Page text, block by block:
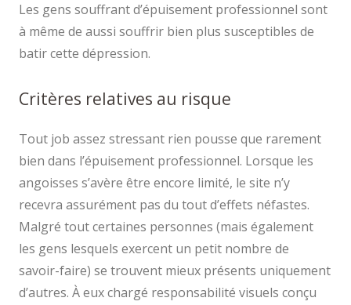
Les gens souffrant d’épuisement professionnel sont
à même de aussi souffrir bien plus susceptibles de
batir cette dépression.
Critères relatives au risque
Tout job assez stressant rien pousse que rarement
bien dans l’épuisement professionnel. Lorsque les
angoisses s’avère être encore limité, le site n’y
recevra assurément pas du tout d’effets néfastes.
Malgré tout certaines personnes (mais également
les gens lesquels exercent un petit nombre de
savoir-faire) se trouvent mieux présents uniquement
d’autres. À eux chargé responsabilité visuels conçu